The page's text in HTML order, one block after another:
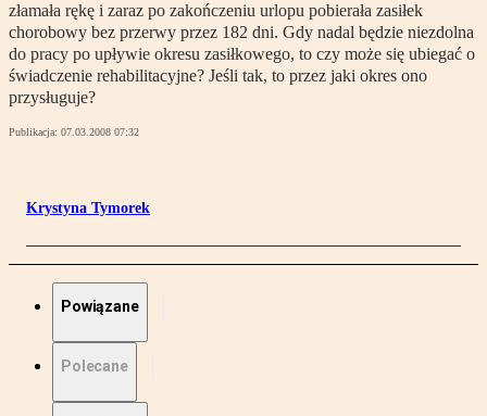
złamała rękę i zaraz po zakończeniu urlopu pobierała zasiłek
chorobowy bez przerwy przez 182 dni. Gdy nadal będzie niezdolna
do pracy po upływie okresu zasiłkowego, to czy może się ubiegać o
świadczenie rehabilitacyjne? Jeśli tak, to przez jaki okres ono
przysługuje?
Publikacja: 07.03.2008 07:32
Krystyna Tymorek
Powiązane
Polecane